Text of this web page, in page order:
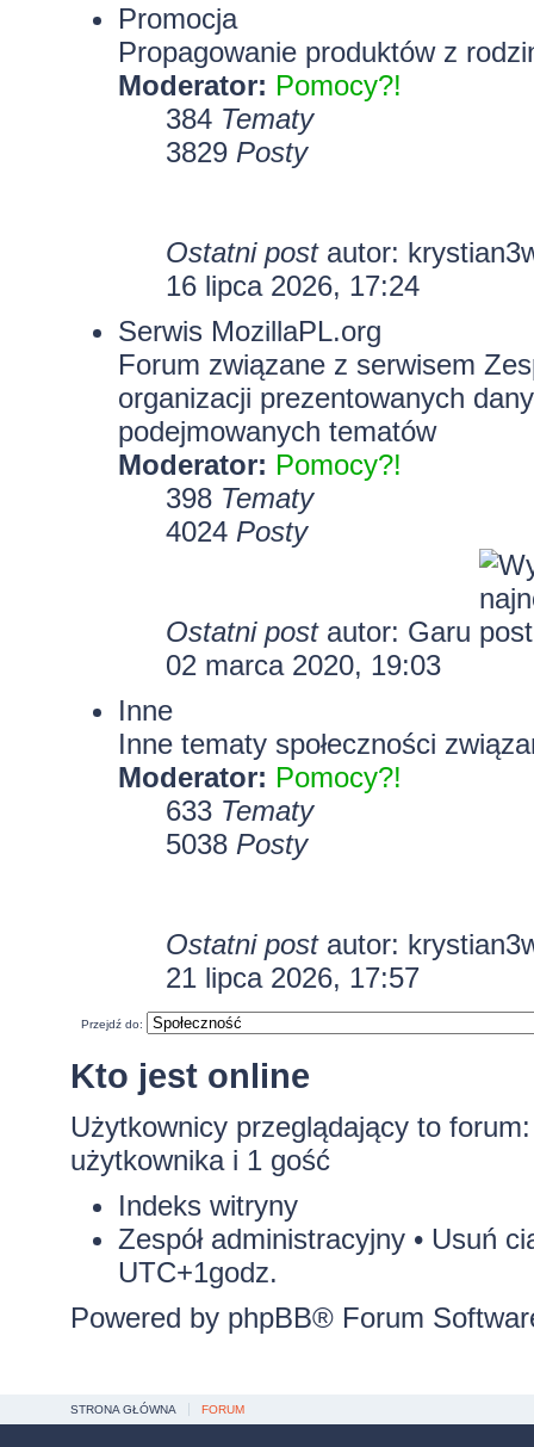
Promocja
Propagowanie produktów z
Moderator: Pomocy?!
384 Tematy
3829 Posty
Ostatni postautor:
16 lipca 2026, 17:24
Serwis MozillaPL.org
Forum związane z serwisem
organizacji prezentowanych
podejmowanych tematów
Moderator: Pomocy?!
398 Tematy
4024 Posty
Ostatni postautor: Garu
02 marca 2020, 19:03
Inne
Inne tematy społeczności
Moderator: Pomocy?!
633 Tematy
5038 Posty
Ostatni postautor:
21 lipca 2026, 17:57
Przejdź do:
Kto jest online
Użytkownicy przeglądający to
użytkownika i 1 gość
Indeks witryny
Zespół administracyjny• Usuń
UTC+1godz.
Powered by phpBB® Forum
STRONA GŁÓWNA FORUM